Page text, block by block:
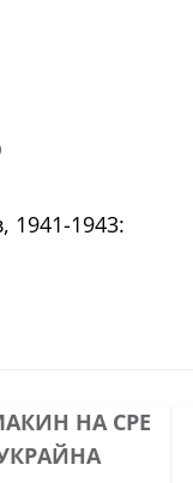
1941-1943:
НА СРЕ